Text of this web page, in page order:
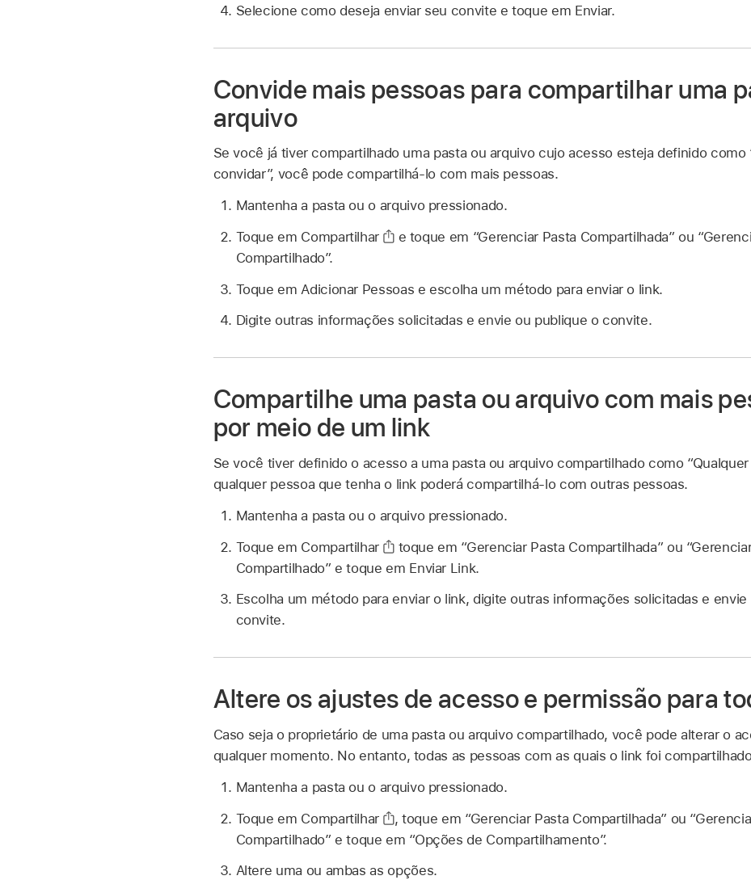
Selecione como deseja enviar seu convite e toque em Enviar.
Convide mais pessoas para compartilhar uma
arquivo
Se você já tiver compartilhado uma pasta ou arquivo cujo acesso esteja definido como
convidar”, você pode compartilhá-lo com mais pessoas.
Mantenha a pasta ou o arquivo pressionado.
Toque em Compartilhar
e toque em “Gerenciar Pasta Compartilhada” ou
Compartilhado”.
Toque em Adicionar Pessoas e escolha um método para enviar o link.
Digite outras informações solicitadas e envie ou publique o convite.
Compartilhe uma pasta ou arquivo com mais
por meio de um link
Se você tiver definido o acesso a uma pasta ou arquivo compartilhado como
qualquer pessoa que tenha o link poderá compartilhá-lo com outras pessoas.
Mantenha a pasta ou o arquivo pressionado.
Toque em Compartilhar
toque em “Gerenciar Pasta Compartilhada” ou
Compartilhado” e toque em Enviar Link.
Escolha um método para enviar o link, digite outras informações solicitadas e
convite.
Altere os ajustes de acesso e permissão para
Caso seja o proprietário de uma pasta ou arquivo compartilhado, você pode alterar o
qualquer momento. No entanto, todas as pessoas com as quais o link foi
Mantenha a pasta ou o arquivo pressionado.
Toque em Compartilhar
,toque em “Gerenciar Pasta Compartilhada” ou
Compartilhado” e toque em “Opções de Compartilhamento”.
Altere uma ou ambas as opções.